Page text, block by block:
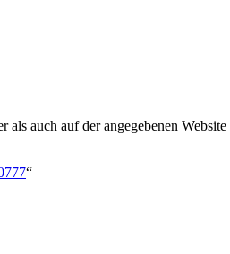
auch auf der angegebenen
“